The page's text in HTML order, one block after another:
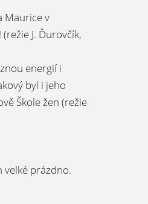
Maurice v
J. Ďurovčík,
energií i
byl i jeho
Škole žen (režie
velké prázdno.